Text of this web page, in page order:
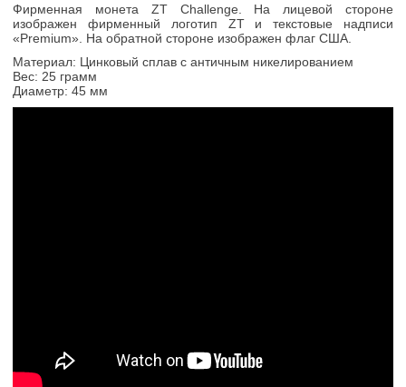
Фирменная монета ZT Challenge. На лицевой стороне
изображен фирменный логотип ZT и текстовые надписи
«Premium». На обратной стороне изображен флаг США.
Материал: Цинковый сплав с античным никелированием
Вес: 25 грамм
Диаметр: 45 мм